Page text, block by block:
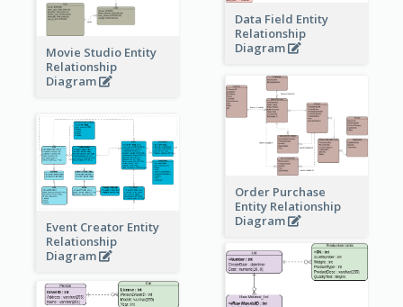
Data Field Entity
Relationship
Diagram
Movie Studio Entity
Relationship
Diagram
Order Purchase
Entity Relationship
Diagram
Event Creator Entity
Relationship
Diagram